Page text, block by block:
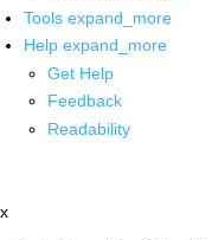
Tools expand_more
Help expand_more
Get Help
Feedback
Readability
x